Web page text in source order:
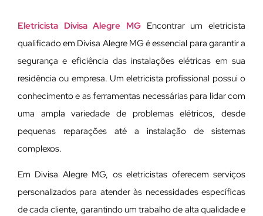
Eletricista Divisa Alegre MG Encontrar um eletricista
qualificado em Divisa Alegre MG é essencial para garantir a
segurança e eficiência das instalações elétricas em sua
residência ou empresa. Um eletricista profissional possui o
conhecimento e as ferramentas necessárias para lidar com
uma ampla variedade de problemas elétricos, desde
pequenas reparações até a instalação de sistemas
complexos.
Em Divisa Alegre MG, os eletricistas oferecem serviços
personalizados para atender às necessidades específicas
de cada cliente, garantindo um trabalho de alta qualidade e